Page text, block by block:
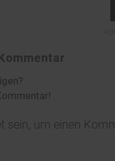
sein, um einen